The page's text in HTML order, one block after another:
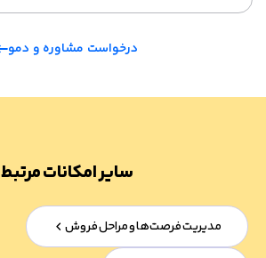
درخواست مشاوره و دمو
سایر امکانات مرتبط
مدیریت فرصت‌ها و مراحل فروش